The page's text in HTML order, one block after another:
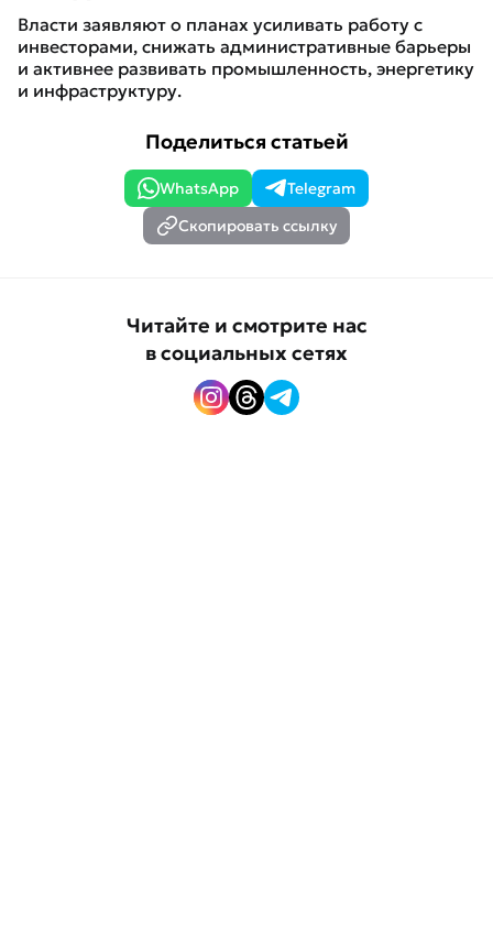
Власти заявляют о планах усиливать работу с
инвесторами, снижать административные барьеры
и активнее развивать промышленность, энергетику
и инфраструктуру.
Поделиться статьей
WhatsApp
Telegram
Скопировать ссылку
Читайте и смотрите нас
в социальных сетях